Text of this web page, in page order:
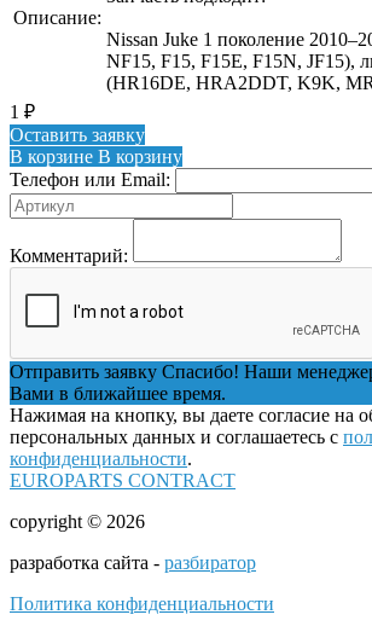
Описание:
Nissan Juke 1 поколение
NF15, F15, F15E, F15N, JF15),
(HR16DE, HRA2DDT, K9K,
1 ₽
Оставить заявку
В корзине В корзину
Телефон или Email:
Комментарий:
Отправить заявку Спасибо! Наши
Вами в ближайшее время.
Нажимая на кнопку, вы даете согласие на
персональных данных и соглашаетесь с
конфиденциальности.
EUROPARTS CONTRACT
copyright © 2026
разработка сайта - разбиратор
Политика конфиденциальности